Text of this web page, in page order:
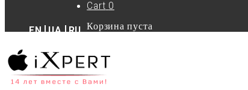
EN UA RU
Cart 0
Корзина пуста